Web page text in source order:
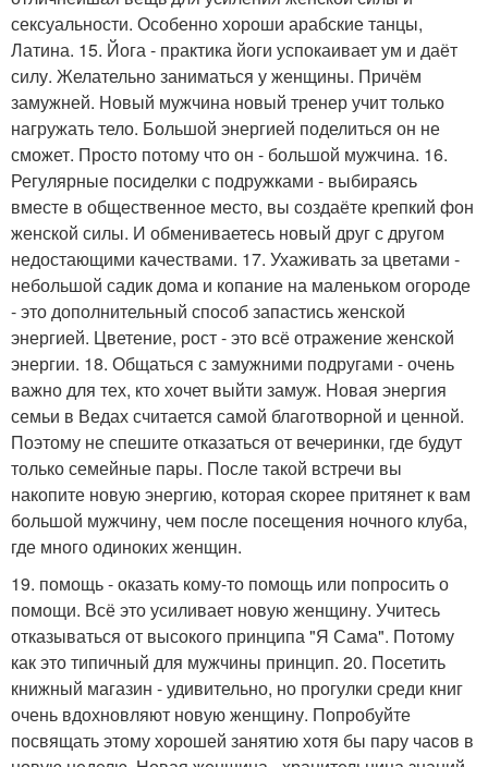
сексуальности. Особенно хороши арабские танцы,
Латина. 15. Йога - практика йоги успокаивает ум и даёт
силу. Желательно заниматься у женщины. Причём
замужней. Новый мужчина новый тренер учит только
нагружать тело. Большой энергией поделиться он не
сможет. Просто потому что он - большой мужчина. 16.
Регулярные посиделки с подружками - выбираясь
вместе в общественное место, вы создаёте крепкий фон
женской силы. И обмениваетесь новый друг с другом
недостающими качествами. 17. Ухаживать за цветами -
небольшой садик дома и копание на маленьком огороде
- это дополнительный способ запастись женской
энергией. Цветение, рост - это всё отражение женской
энергии. 18. Общаться с замужними подругами - очень
важно для тех, кто хочет выйти замуж. Новая энергия
семьи в Ведах считается самой благотворной и ценной.
Поэтому не спешите отказаться от вечеринки, где будут
только семейные пары. После такой встречи вы
накопите новую энергию, которая скорее притянет к вам
большой мужчину, чем после посещения ночного клуба,
где много одиноких женщин.
19. помощь - оказать кому-то помощь или попросить о
помощи. Всё это усиливает новую женщину. Учитесь
отказываться от высокого принципа "Я Сама". Потому
как это типичный для мужчины принцип. 20. Посетить
книжный магазин - удивительно, но прогулки среди книг
очень вдохновляют новую женщину. Попробуйте
посвящать этому хорошей занятию хотя бы пару часов в